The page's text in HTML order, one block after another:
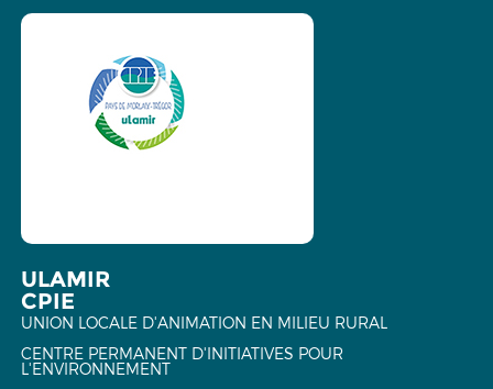
ULAMIR
CPIE
UNION LOCALE D'ANIMATION EN MILIEU RURAL
CENTRE PERMANENT D'INITIATIVES POUR
L'ENVIRONNEMENT